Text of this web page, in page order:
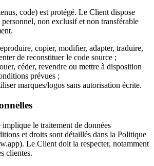
code) est protégé. Le Client dispose
non exclusif et non transférable
copier, modifier, adapter, traduire,
de reconstituer le code source ;
céder, revendre ou mettre à disposition
prévues ;
marques/logos sans autorisation écrite.
le traitement de données
et droits sont détaillés dans la Politique
Le Client doit la respecter, notamment
clientes.